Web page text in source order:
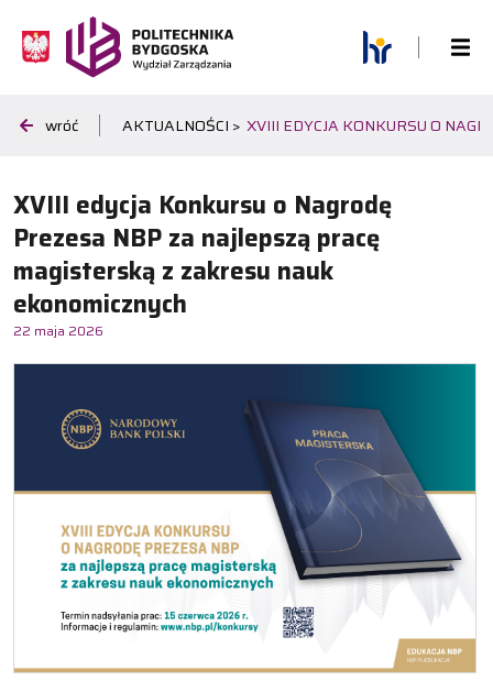
wróć AKTUALNOŚCI > XVIII EDYCJA KONKURSU O
XVIII edycja Konkursu o Nagrodę
Prezesa NBP za najlepszą pracę
magisterską z zakresu nauk
ekonomicznych
22 maja 2026